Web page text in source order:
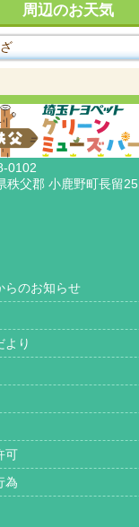
周辺のお天気
0102
秩父郡 小鹿野町長留
らのお知らせ
より
可
為